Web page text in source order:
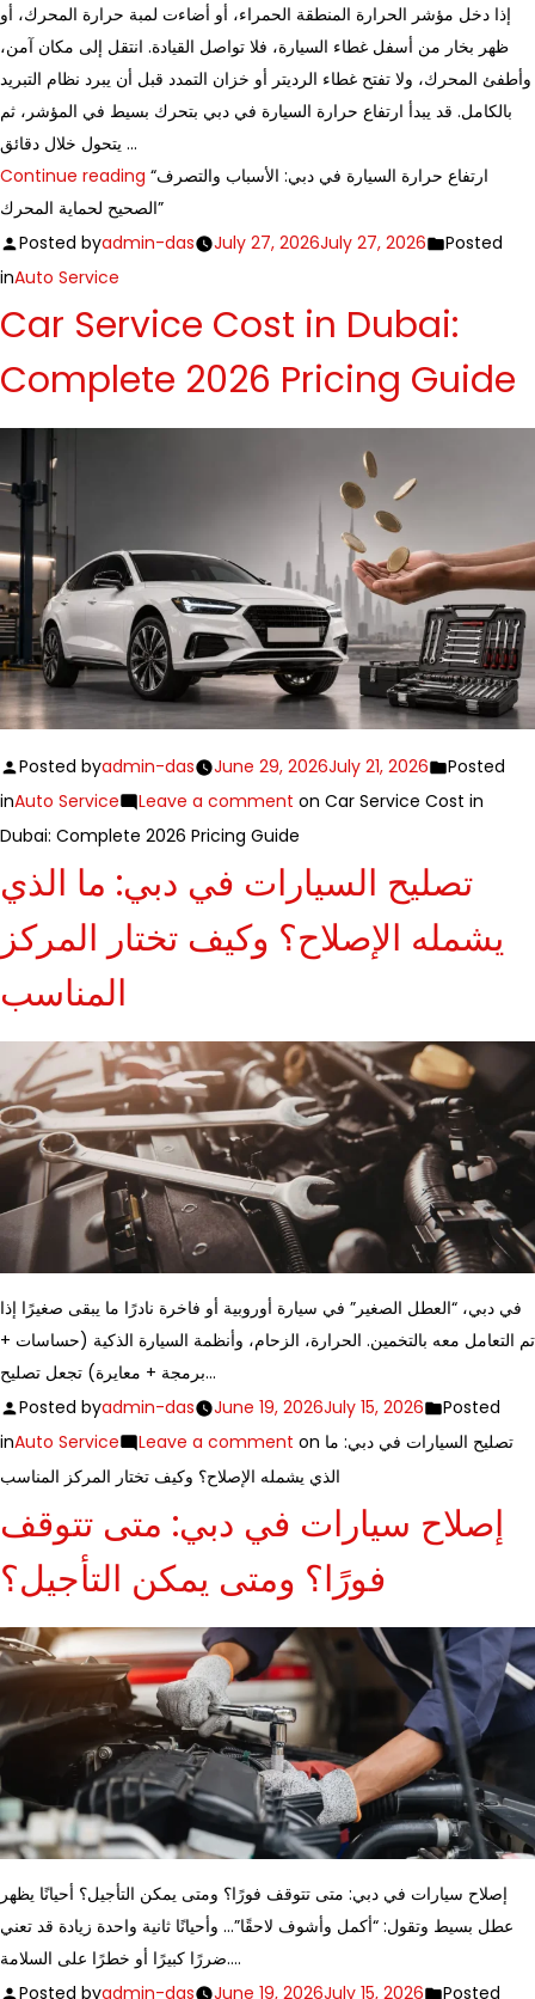
إذا دخل مؤشر الحرارة المنطقة الحمراء، أو أضاءت لمبة حرارة المحرك، أو
ظهر بخار من أسفل غطاء السيارة، فلا تواصل القيادة. انتقل إلى مكان آمن،
وأطفئ المحرك، ولا تفتح غطاء الرديتر أو خزان التمدد قبل أن يبرد نظام التبريد
بالكامل. قد يبدأ ارتفاع حرارة السيارة في دبي بتحرك بسيط في المؤشر، ثم
يتحول خلال دقائق …
Continue reading “ارتفاع حرارة السيارة في دبي: الأسباب والتصرف
الصحيح لحماية المحرك”
Posted byadmin-das July 27, 2026July 27, 2026
Posted
inAuto Service
Car Service Cost in Dubai:
Complete 2026 Pricing Guide
Posted byadmin-das June 29, 2026July 21, 2026
Posted
inAuto Service Leave a comment on Car Service Cost in
Dubai: Complete 2026 Pricing Guide
تصليح السيارات في دبي: ما الذي
يشمله الإصلاح؟ وكيف تختار المركز
المناسب
في دبي، “العطل الصغير” في سيارة أوروبية أو فاخرة نادرًا ما يبقى صغيرًا إذا
تم التعامل معه بالتخمين. الحرارة، الزحام، وأنظمة السيارة الذكية (حساسات +
برمجة + معايرة) تجعل تصليح…
Posted byadmin-das June 19, 2026July 15, 2026
Posted
inAuto Service Leave a comment on تصليح السيارات في دبي: ما
الذي يشمله الإصلاح؟ وكيف تختار المركز المناسب
إصلاح سيارات في دبي: متى تتوقف
فورًا؟ ومتى يمكن التأجيل؟
إصلاح سيارات في دبي: متى تتوقف فورًا؟ ومتى يمكن التأجيل؟ أحيانًا يظهر
عطل بسيط وتقول: “أكمل وأشوف لاحقًا”… وأحيانًا ثانية واحدة زيادة قد تعني
ضررًا كبيرًا أو خطرًا على السلامة.…
Posted byadmin-das June 19, 2026July 15, 2026 Posted